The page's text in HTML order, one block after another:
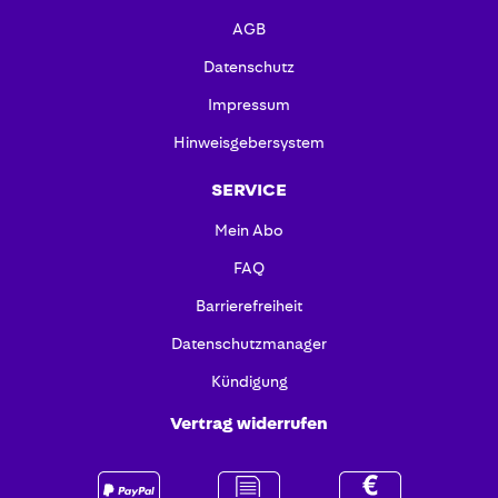
AGB
Datenschutz
Impressum
Hinweisgebersystem
SERVICE
Mein Abo
FAQ
Barrierefreiheit
Datenschutzmanager
Kündigung
Vertrag widerrufen